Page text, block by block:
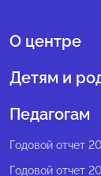
О центре
О нас
Структура
Педагогический
Детям и
Учебные
Педагогам
Программы Веги
Программы
Годовой отчет
Годовой отчет